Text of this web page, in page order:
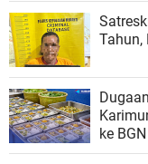
Tahun,
ke BGN